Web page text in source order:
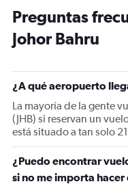
14
categories.
The
has
1
axis
displaying
values.
Range:
25
to
Preguntas
Johor Bahru
¿A qué aeropuerto
La mayoría de la gente
(JHB) si reservan un
está situado a tan solo
¿Puedo encontrar
si no me importa hacer